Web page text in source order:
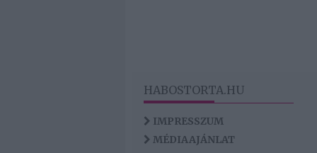
HABOSTORTA.HU
IMPRESSZUM
MÉDIAAJÁNLAT